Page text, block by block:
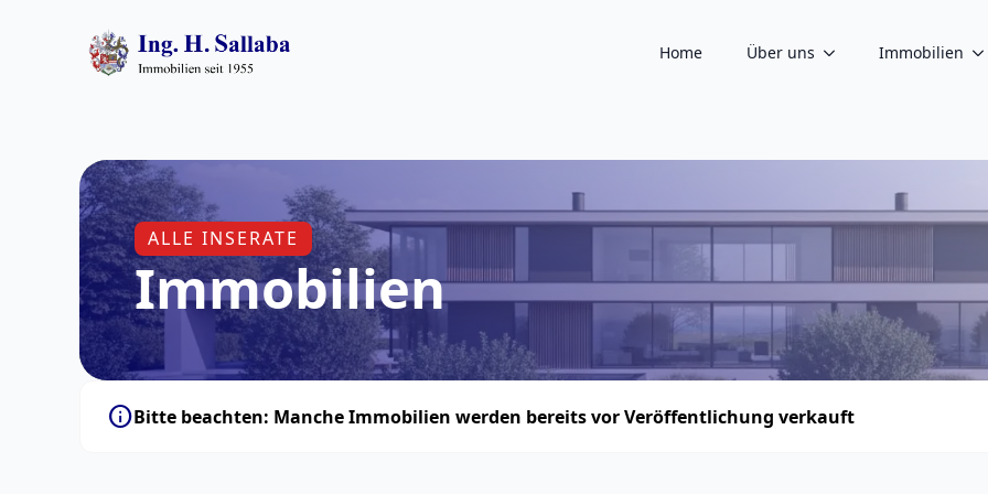
Home Über uns Immobilien
ALLE INSERATE
Immobilien
infoBitte beachten: Manche Immobilien werden bereits vor Veröffentlichung verkauft